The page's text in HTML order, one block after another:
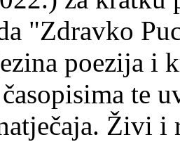
"Zdravko
poezija i
te
Živi i